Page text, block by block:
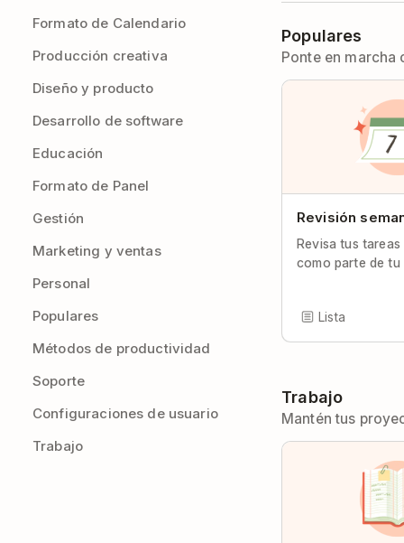
Formato de Calendario
Producción creativa
Diseño y producto
Desarrollo de software
Educación
Formato de Panel
Gestión
Marketing y ventas
Personal
Populares
Métodos de productividad
Soporte
Configuraciones de usuario
Trabajo
Populares
Ponte en marcha
Revisión
Revisa tus tareas
como parte de tu
Lista
Trabajo
Mantén tus